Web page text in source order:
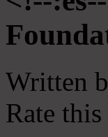
Written
Rate